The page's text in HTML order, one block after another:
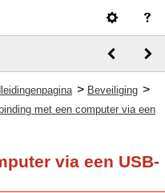
> Beveiliging >
met een computer via een
via een USB-